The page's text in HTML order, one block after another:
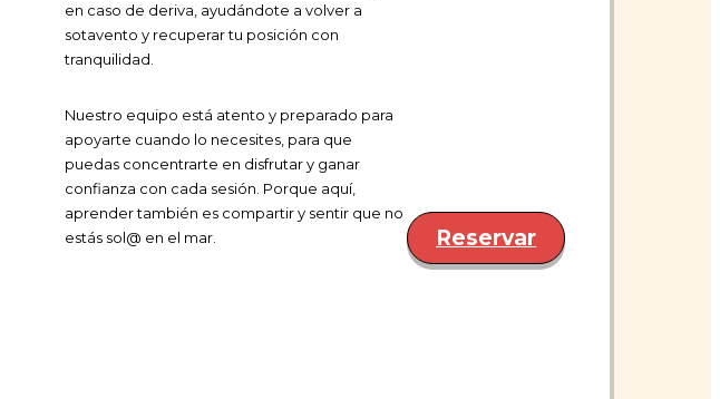
en caso de deriva, ayudándote a volver a
sotavento y recuperar tu posición con
tranquilidad.
Nuestro equipo está atento y preparado para
apoyarte cuando lo necesites, para que
puedas concentrarte en disfrutar y ganar
confianza con cada sesión. Porque aquí,
aprender también es compartir y sentir que no
estás sol@ en el mar.
Reservar